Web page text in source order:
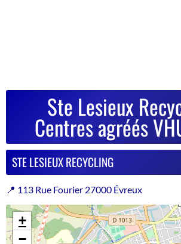
Ste Lesieux
Centres agréés
STE LESIEUX RECYCLING
📍 113 Rue Fourier 27000 Évreux
+
−